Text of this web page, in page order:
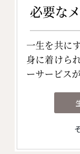
必要な
一生を共に
身に着けら
ーサービスが